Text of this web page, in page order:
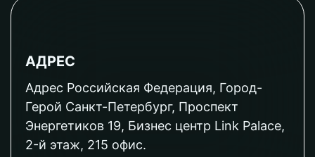
АДРЕС
Адрес Российская Федерация, Город-
Герой Санкт-Петербург, Проспект
Энергетиков 19, Бизнес центр Link Palace,
2-й этаж, 215 офис.